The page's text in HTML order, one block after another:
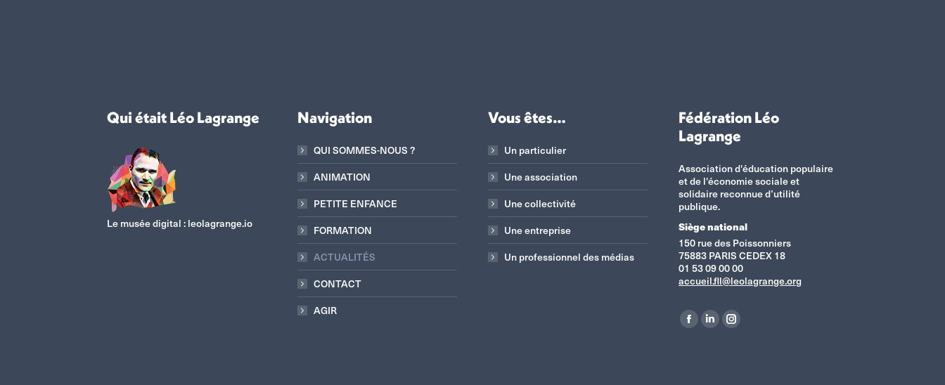
Qui était Léo Lagrange
Le musée digital :leolagrange.io
Navigation
QUI SOMMES-NOUS ?
ANIMATION
PETITE ENFANCE
FORMATION
ACTUALITÉS
CONTACT
AGIR
Vous êtes…
Un particulier
Une association
Une collectivité
Une entreprise
Un professionnel des médias
Fédération Léo
Lagrange
Association d'éducation populaire
et de l'économie sociale et
solidaire reconnue d’utilité
publique.
Siège national
150 rue des Poissonniers
75883 PARIS CEDEX 18
01 53 09 00 00
accueil.fll@leolagrange.org
Retrouvez-nous sur :
La
La
La